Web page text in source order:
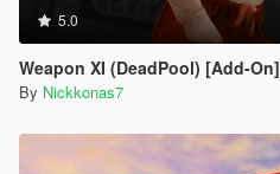
5.0
Weapon XI (DeadPool) [Add-On]
By Nickkonas7